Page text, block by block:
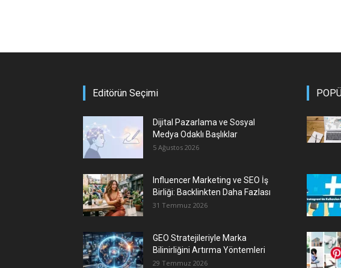
Editörün Seçimi
Dijital Pazarlama ve Sosyal
Medya Odaklı Başlıklar
5 Ağustos 2026
Influencer Marketing ve SEO İş
Birliği: Backlinkten Daha Fazlası
31 Temmuz 2026
GEO Stratejileriyle Marka
Bilinirliğini Artırma Yöntemleri
29 Temmuz 2026